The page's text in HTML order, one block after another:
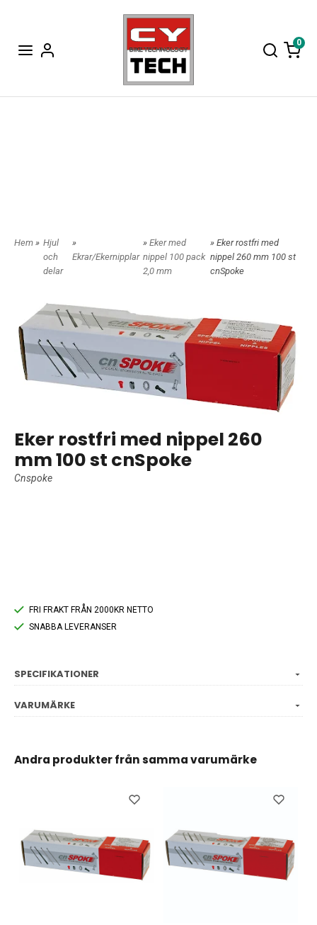
0
Hem » Hjul
och
delar
»
Ekrar/Ekernipplar
» Eker med
nippel 100 pack
2,0 mm
» Eker rostfri med
nippel 260 mm 100 st
cnSpoke
Eker rostfri med nippel 260
mm 100 st cnSpoke
Cnspoke
FRI FRAKT FRÅN 2000KR NETTO
SNABBA LEVERANSER
SPECIFIKATIONER
VARUMÄRKE
Andra produkter från samma varumärke